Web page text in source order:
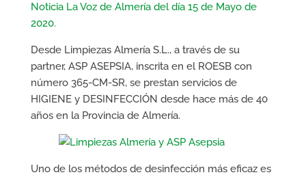
c
b
o
o
k
i
t
e
r
n
e
d
I
n
a
s
A
p
p
m
a
r
i
Noticia La Voz de Almería del día 15 de Mayo de
2020.
Desde Limpiezas Almería S.L., a través de su
partner, ASP ASEPSIA, inscrita en el ROESB con
número 365-CM-SR, se prestan servicios de
HIGIENE y DESINFECCIÓN desde hace más de 40
años en la Provincia de Almería.
Uno de los métodos de desinfección más eficaz es